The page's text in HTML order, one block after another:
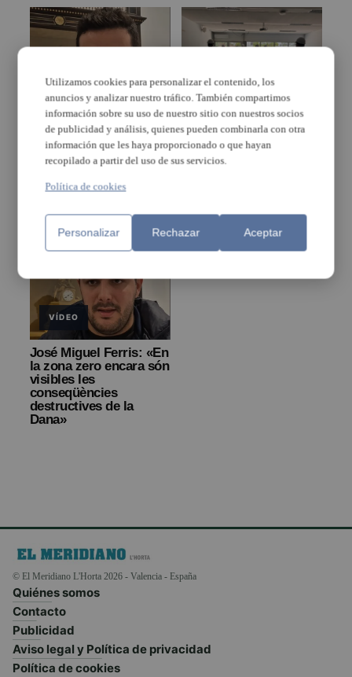
José Miguel Ferris:
“Una nova catàstrofe
d’esta magnitud podria
tindre conseqüències
molt negatives per a
Las obras de
rehabilitación del IES
Albal encaran la recta
final
VÍDEO
José Miguel Ferris: «En
la zona zero encara són
visibles les
conseqüències
destructives de la
Dana»
© El Meridiano L'Horta 2026 - Valencia - España
Quiénes somos
Contacto
Publicidad
Aviso legal y Política de privacidad
Política de cookies
Utilizamos cookies para personalizar el contenido, los
anuncios y analizar nuestro tráfico. También compartimos
información sobre su uso de nuestro sitio con nuestros socios
de publicidad y análisis, quienes pueden combinarla con otra
información que les haya proporcionado o que hayan
recopilado a partir del uso de sus servicios.
Política de cookies
Personalizar Rechazar Aceptar